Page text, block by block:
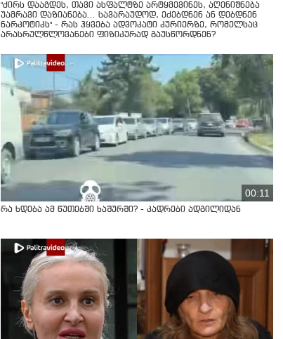
"ძირს დააგდეს, თავი ასფალტზე არტყმევინეს, აღენიშნება
უამრავი დაზიანება... სავარაუდოდ, ეძებდნენ ან დებდნენ
ნარკოტიკს" - რას ჰყვება ადვოკატი კურიერზე, რომელსაც
არასრულწლოვანები ფიზიკურად გაუსწორდნენ?
00:11
რა ხდება ამ წუთებში ხაშურში? - კადრები ადგილიდან